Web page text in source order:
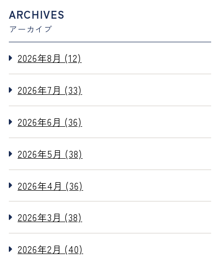
ARCHIVES
アーカイブ
2026年8月 (12)
2026年7月 (33)
2026年6月 (36)
2026年5月 (38)
2026年4月 (36)
2026年3月 (38)
2026年2月 (40)